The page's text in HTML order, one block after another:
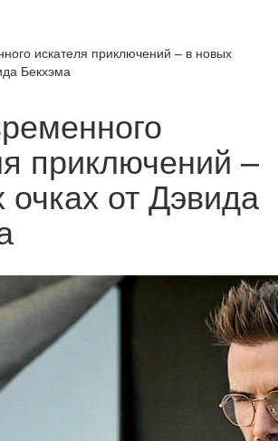
искателя приключений – в новых
Бекхэма
приключений –
очках от Дэвида